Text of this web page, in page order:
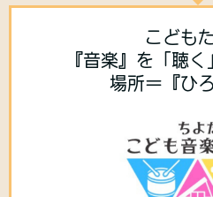
こども
『音楽』を「聴く
場所＝『ひ